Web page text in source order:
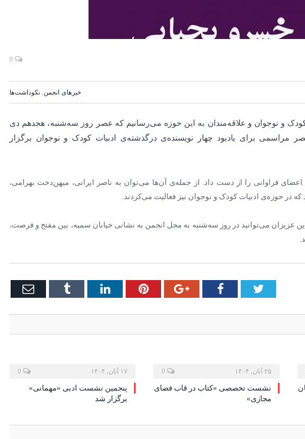
خبرهای انجمن نكوداشت‌ها
و نوجوان و علاقه‌مندان به این حوزه می‌رسانیم که عصر روز سه‌شنبه، هجدهم دی
۱۳۹۷، از ساعت ۱۷ تا ۱۹ عصر مراسمی برای یادبود چهار نویسنده‌ی درگذشته‌ی ادبیات کودک و نوجوان برگزار
فراوانی را از دست داد. از جمله‌ی آن‌ها می‌توان به ناصر ایرانی، میهن‌دخت بهرامی،
در حوزه‌ی ادبیات کودک و نوجوان نیز فعالیت می‌کردند.
می‌توانید در روز سه‌شنبه به محل انجمن به نشانی خیابان سمیه، بین مفتح و فرصت،
Twitter
Facebook
Google+
Pinterest
LinkedIn
Tumblr
Email
۲۵ آبان, ۱۴۰۴
نشست تخصصی «کتاب در قاب فضای
مجازی»
۱۷ آبان, ۱۴۰۴
پنجمین نشست ادبی «مهمانی»
برگزار شد